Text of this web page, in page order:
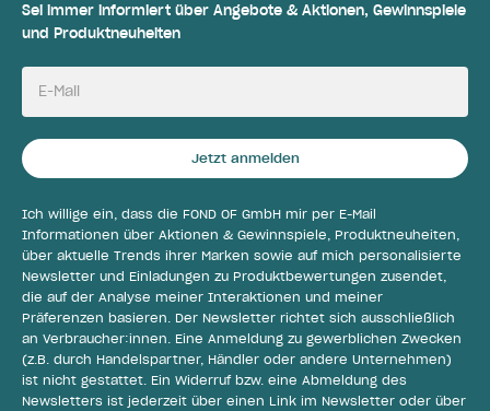
Sei immer informiert über Angebote & Aktionen, Gewinnspiele
und Produktneuheiten
E-Mail
Jetzt anmelden
Ich willige ein, dass die FOND OF GmbH mir per E-Mail
Informationen über Aktionen & Gewinnspiele, Produktneuheiten,
über aktuelle Trends ihrer Marken sowie auf mich personalisierte
Newsletter und Einladungen zu Produktbewertungen zusendet,
die auf der Analyse meiner Interaktionen und meiner
Präferenzen basieren. Der Newsletter richtet sich ausschließlich
an Verbraucher:innen. Eine Anmeldung zu gewerblichen Zwecken
(z.B. durch Handelspartner, Händler oder andere Unternehmen)
ist nicht gestattet. Ein Widerruf bzw. eine Abmeldung des
Newsletters ist jederzeit über einen Link im Newsletter oder über